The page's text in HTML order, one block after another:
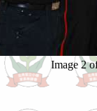
Image 2